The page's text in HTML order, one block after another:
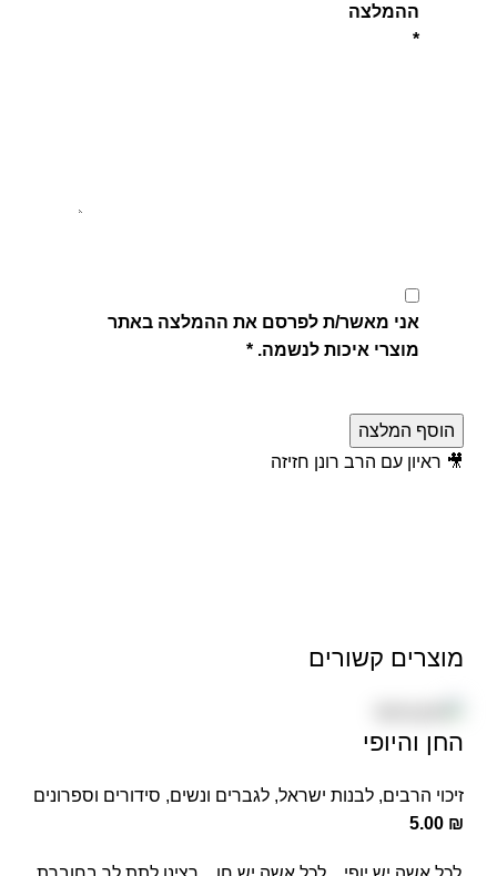
ההמלצה
*
אני מאשר/ת לפרסם את ההמלצה באתר
מוצרי איכות לנשמה. *
הוסף המלצה
🎥 ראיון עם הרב רונן חזיזה
מוצרים קשורים
החן והיופי
זיכוי הרבים, לבנות ישראל, לגברים ונשים, סידורים וספרונים
5.00 ₪